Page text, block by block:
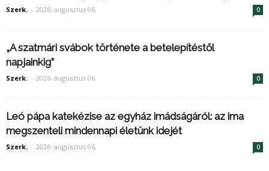
Szerk. - 2026. augusztus 06. 0
„A szatmári svábok története a betelepítéstől
napjainkig”
Szerk. - 2026. augusztus 06. 0
Leó pápa katekézise az egyház imádságáról: az ima
megszenteli mindennapi életünk idejét
Szerk. - 2026. augusztus 06. 0